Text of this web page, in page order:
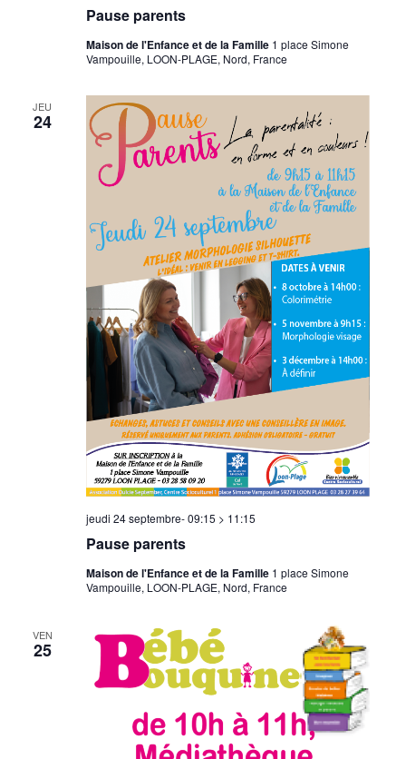
Pause parents
Maison de l'Enfance et de la Famille 1 place Simone
Vampouille, LOON-PLAGE, Nord, France
JEU
24
Pause parents
jeudi 24 septembre- 09:15 > 11:15
Maison de l'Enfance et de la Famille 1 place Simone
Vampouille, LOON-PLAGE, Nord, France
VEN
25